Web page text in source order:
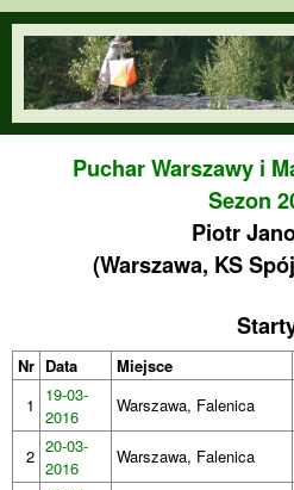
Przejdź do treści
orienteering.waw.pl
Puchar Warszawy i
Sezon
Piotr
(Warszawa, KS
Nr Data Miejsce
1
19-03-
2016
Warszawa, Falenica
2 20-03-
2016
Warszawa, Falenica